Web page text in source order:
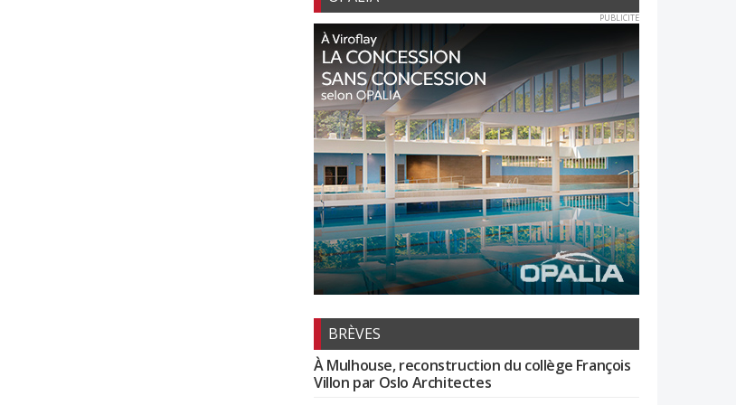
PUBLICITE
BRÈVES
À Mulhouse, reconstruction du collège François
Villon par Oslo Architectes